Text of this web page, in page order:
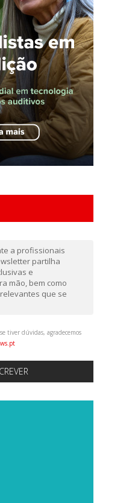
a profissionais
partilha
e
mão, bem como
que se
tiver dúvidas, agradecemos